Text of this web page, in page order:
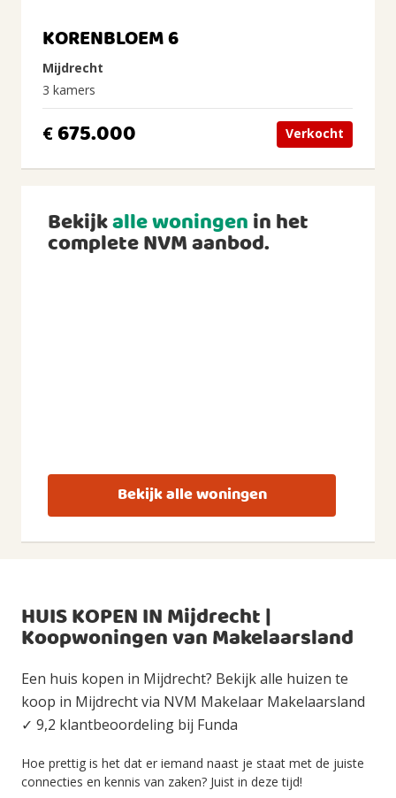
KORENBLOEM 6
Mijdrecht
3 kamers
€675.000 Verkocht
Bekijkalle woningenin het
complete NVM aanbod.
Bekijk alle woningen
HUIS KOPEN IN Mijdrecht |
Koopwoningen van Makelaarsland
Een huis kopen in Mijdrecht? Bekijk alle huizen te
koop in Mijdrecht via NVM Makelaar Makelaarsland
✓ 9,2 klantbeoordeling bij Funda
Hoe prettig is het dat er iemand naast je staat met de juiste
connecties en kennis van zaken? Juist in deze tijd!